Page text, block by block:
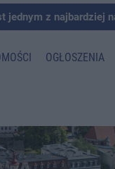
jednym z najbardziej
OGŁOSZENIA